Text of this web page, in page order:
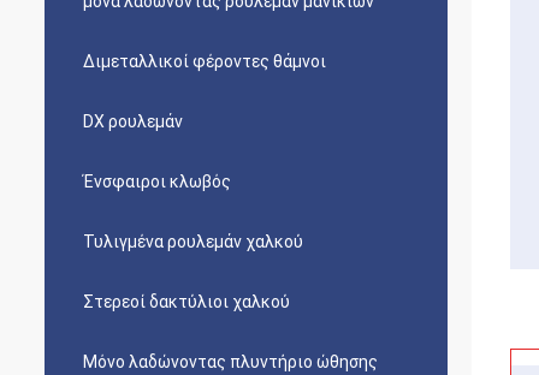
Διμεταλλικοί φέροντες θάμνοι
DX ρουλεμάν
Ένσφαιροι κλωβός
Τυλιγμένα ρουλεμάν χαλκού
Στερεοί δακτύλιοι χαλκού
Μόνο λαδώνοντας πλυντήριο ώθησης